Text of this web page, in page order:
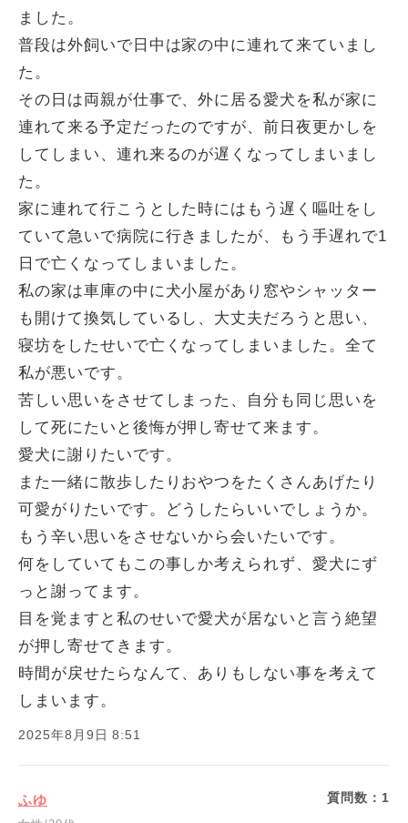
ました。
普段は外飼いで日中は家の中に連れて来ていまし
た。
その日は両親が仕事で、外に居る愛犬を私が家に
連れて来る予定だったのですが、前日夜更かしを
してしまい、連れ来るのが遅くなってしまいまし
た。
家に連れて行こうとした時にはもう遅く嘔吐をし
ていて急いで病院に行きましたが、もう手遅れで1
日で亡くなってしまいました。
私の家は車庫の中に犬小屋があり窓やシャッター
も開けて換気しているし、大丈夫だろうと思い、
寝坊をしたせいで亡くなってしまいました。全て
私が悪いです。
苦しい思いをさせてしまった、自分も同じ思いを
して死にたいと後悔が押し寄せて来ます。
愛犬に謝りたいです。
また一緒に散歩したりおやつをたくさんあげたり
可愛がりたいです。どうしたらいいでしょうか。
もう辛い思いをさせないから会いたいです。
何をしていてもこの事しか考えられず、愛犬にず
っと謝ってます。
目を覚ますと私のせいで愛犬が居ないと言う絶望
が押し寄せてきます。
時間が戻せたらなんて、ありもしない事を考えて
しまいます。
2025年8月9日 8:51
ふゆ 質問数： 1